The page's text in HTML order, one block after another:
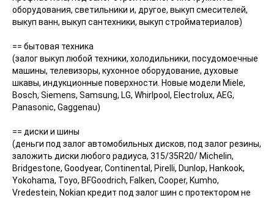
оборудования, светильники и, другое, выкуп смесителей,
выкуп ванн, выкуп сантехники, выкуп стройматериалов)
== бытовая техника
(залог выкуп любой техники, холодильники, посудомоечные
машины, телевизоры, кухонное оборудование, духовые
шкавы, индукционные поверхности. Новые модели Miele,
Bosch, Siemens, Samsung, LG, Whirlpool, Electrolux, AEG,
Panasonic, Gaggenau)
== диски и шины
(деньги под залог автомобильных дисков, под залог резины,
заложить диски любого радиуса, 315/35R20/ Michelin,
Bridgestone, Goodyear, Continental, Pirelli, Dunlop, Hankook,
Yokohama, Toyo, BFGoodrich, Falken, Cooper, Kumho,
Vredestein, Nokian кредит под залог шин с протектором не